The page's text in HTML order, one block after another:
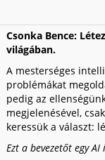
Csonka Bence:
világában.
A mesterséges
problémákat
pedig az
megjelenésével,
keressük a választ:
Ezt a bevezetőt egy